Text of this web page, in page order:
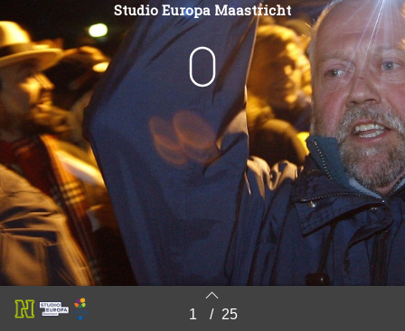
Back to index 1 / 25
Studio Europa Maastricht